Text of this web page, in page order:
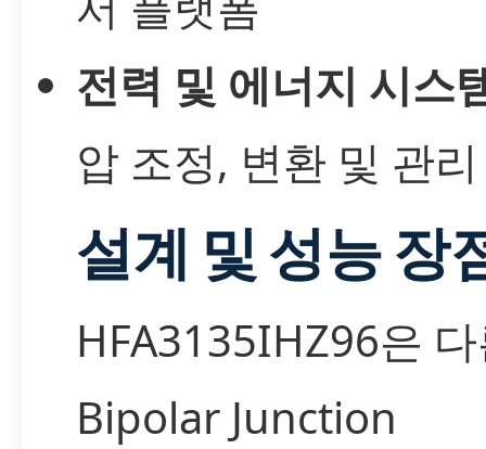
전력 및 에너지 시스
압 조정, 변환 및 관
설계 및 성능 장
HFA3135IHZ96은
Bipolar Junction